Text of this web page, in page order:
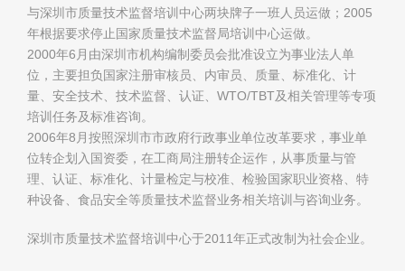
与深圳市质量技术监督培训中心两块牌子一班人员运做；2005
年根据要求停止国家质量技术监督局培训中心运做。
2000年6月由深圳市机构编制委员会批准设立为事业法人单
位，主要担负国家注册审核员、内审员、质量、标准化、计
量、安全技术、技术监督、认证、WTO/TBT及相关管理等专项
培训任务及标准咨询。
2006年8月按照深圳市市政府行政事业单位改革要求，事业单
位转企划入国资委，在工商局注册转企运作，从事质量与管
理、认证、标准化、计量检定与校准、检验国家职业资格、特
种设备、食品安全等质量技术监督业务相关培训与咨询业务。
深圳市质量技术监督培训中心于2011年正式改制为社会企业。